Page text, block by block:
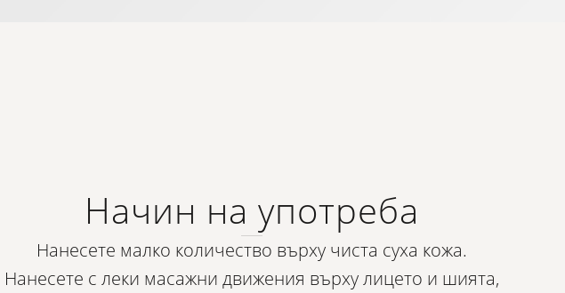
Начин на употреба
Нанесете малко количество върху чиста суха кожа.
Нанесете с леки масажни движения върху лицето и шията,